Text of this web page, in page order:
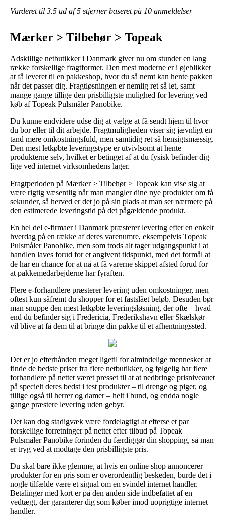
Vurderet til 3.5 ud af 5 stjerner baseret på 10 anmeldelser
Mærker > Tilbehør > Topeak
Adskillige netbutikker i Danmark giver nu om stunder en lang
række forskellige fragtformer. Den mest moderne er i øjeblikket
at få leveret til en pakkeshop, hvor du så nemt kan hente pakken
når det passer dig. Fragtløsningen er nemlig ret så let, samt
mange gange tillige den prisbilligste mulighed for levering ved
køb af Topeak Pulsmåler Panobike.
Du kunne endvidere udse dig at vælge at få sendt hjem til hvor
du bor eller til dit arbejde. Fragtmuligheden viser sig jævnligt en
tand mere omkostningsfuld, men samtidig ret så hensigtsmæssig.
Den mest letkøbte leveringstype er utvivlsomt at hente
produkterne selv, hvilket er betinget af at du fysisk befinder dig
lige ved internet virksomhedens lager.
Fragtperioden på Mærker > Tilbehør > Topeak kan vise sig at
være rigtig væsentlig når man mangler dine nye produkter om få
sekunder, så herved er det jo på sin plads at man ser nærmere på
den estimerede leveringstid på det pågældende produkt.
En hel del e-firmaer i Danmark præsterer levering efter en enkelt
hverdag på en række af deres varenumre, eksempelvis Topeak
Pulsmåler Panobike, men som trods alt tager udgangspunkt i at
handlen laves forud for et angivent tidspunkt, med det formål at
de har en chance for at nå at få varerne skippet afsted forud for
at pakkemedarbejderne har fyraften.
Flere e-forhandlere præsterer levering uden omkostninger, men
oftest kun såfremt du shopper for et fastslået beløb. Desuden bør
man snuppe den mest letkøbte leveringsløsning, der ofte – hvad
end du befinder sig i Fredericia, Frederikshavn eller Skælskør –
vil blive at få dem til at bringe din pakke til et afhentningssted.
Det er jo efterhånden meget ligetil for almindelige mennesker at
finde de bedste priser fra flere netbutikker, og følgelig har flere
forhandlere på nettet været presset til at at nedbringe prisniveauet
på specielt deres bedst i test produkter – til drenge og piger, og
tillige også til herrer og damer – helt i bund, og endda nogle
gange præstere levering uden gebyr.
Det kan dog stadigvæk være fordelagtigt at efterse et par
forskellige forretninger på nettet efter tilbud på Topeak
Pulsmåler Panobike forinden du færdiggør din shopping, så man
er tryg ved at modtage den prisbilligste pris.
Du skal bare ikke glemme, at hvis en online shop annoncerer
produkter for en pris som er overordentlig beskeden, burde det i
nogle tilfælde være et signal om en svindel internet handler.
Betalinger med kort er på den anden side indbefattet af en
vedtægt, der garanterer dig som køber imod uoprigtige internet
handler.